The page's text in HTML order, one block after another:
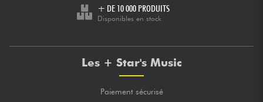
+ DE 10 000 PRODUITS
Disponibles en stock
Les + Star's Music
Paiement sécurisé